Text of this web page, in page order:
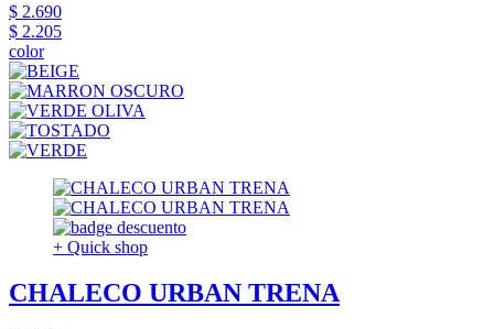
$ 2.690
$ 2.205
color
+ Quick shop
CHALECO URBAN TRENA